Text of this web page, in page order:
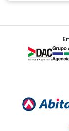
entradas